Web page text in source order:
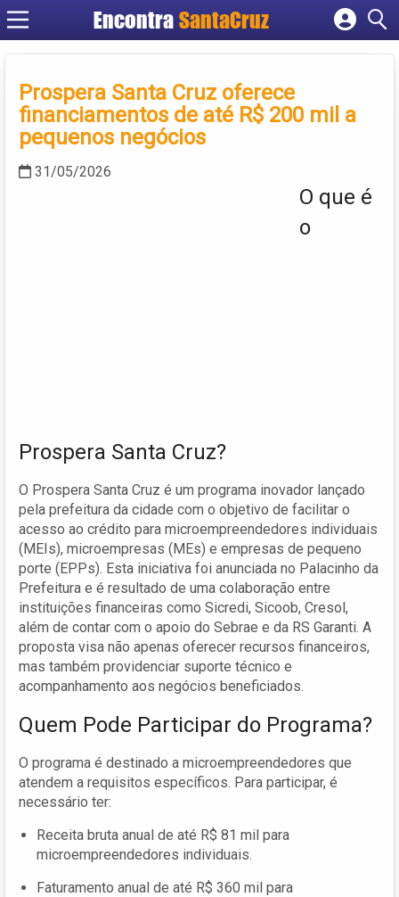
Encontra
Cadastrar empresa
Criar conta
Prospera Santa Cruz oferece
financiamentos de até R$ 200 mil a
pequenos negócios
31/05/2026
O que é
o
Prospera Santa Cruz?
O Prospera Santa Cruz é um programa inovador lançado
pela prefeitura da cidade com o objetivo de facilitar o
acesso ao crédito para microempreendedores individuais
(MEIs), microempresas (MEs) e empresas de pequeno
porte (EPPs). Esta iniciativa foi anunciada no Palacinho da
Prefeitura e é resultado de uma colaboração entre
instituições financeiras como Sicredi, Sicoob, Cresol,
além de contar com o apoio do Sebrae e da RS Garanti. A
proposta visa não apenas oferecer recursos financeiros,
mas também providenciar suporte técnico e
acompanhamento aos negócios beneficiados.
Quem Pode Participar do Programa?
O programa é destinado a microempreendedores que
atendem a requisitos específicos. Para participar, é
necessário ter:
Receita bruta anual de até R$ 81 mil para
microempreendedores individuais.
Faturamento anual de até R$ 360 mil para